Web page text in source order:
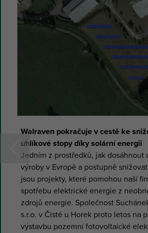
Walraven pokračuje v cestě ke
uhlíkové stopy díky solární energii
Jedním z prostředků, jak dosáhnout
výroby v Evropě a postupně
jsou projekty, které pomohou naší
spotřebu elektrické energie z
zdrojů energie. Společnost
s.r.o. v Čisté u Horek proto letos na
výstavbu pozemní fotovoltaické